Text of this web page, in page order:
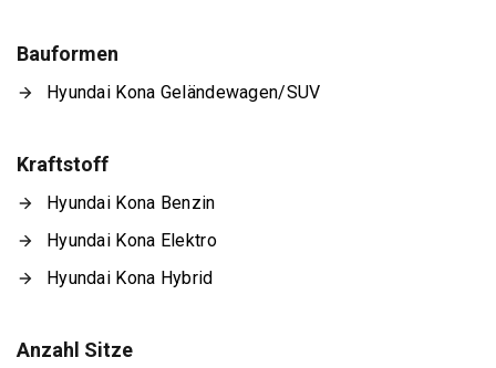
Bauformen
Hyundai Kona Geländewagen/SUV
Kraftstoff
Hyundai Kona Benzin
Hyundai Kona Elektro
Hyundai Kona Hybrid
Anzahl Sitze